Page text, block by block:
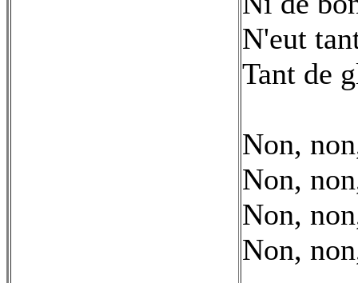
N'eut
Tant de
Non,
Non,
Non,
Non,